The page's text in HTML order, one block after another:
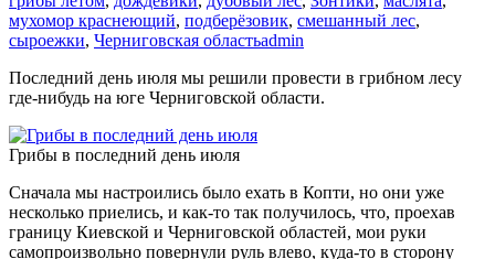
мухомор краснеющий, подберёзовик, смешанный лес,
сыроежки, Черниговская областьadmin
Последний день июля мы решили провести в грибном лесу
где-нибудь на юге Черниговской области.
Грибы в последний день июля
Сначала мы настроились было ехать в Копти, но они уже
несколько приелись, и как-то так получилось, что, проехав
границу Киевской и Черниговской областей, мои руки
самопроизвольно повернули руль влево, куда-то в сторону